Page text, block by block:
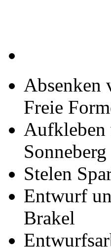
Absenken
Freie
Aufkleben
Sonneberg
Stelen
Entwurf
Brakel